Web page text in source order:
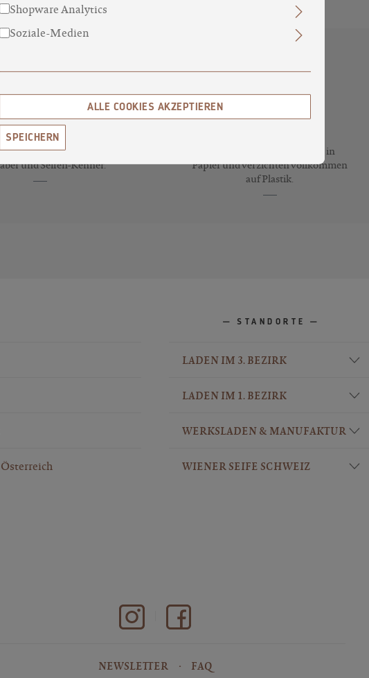
SORTEN
Kreationen für Seifen-
und Seifen-Kenner.
Wir verpacken unsere Seife in
Papier und verzichten vollkommen
auf Plastik.
STANDORTE
LADEN IM 3. BEZIRK
LADEN IM 1. BEZIRK
WERKSLADEN & MANUFAKTUR
WIENER SEIFE SCHWEIZ
NEWSLETTER FAQ
Shopware Analytics
Soziale-Medien
ALLE COOKIES AKZEPTIEREN
SPEICHERN